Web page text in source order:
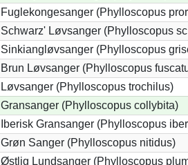
Fuglekongesanger (Phylloscopus
Schwarz' Løvsanger (Phylloscopus
Sinkiangløvsanger (Phylloscopus
Brun Løvsanger (Phylloscopus
Løvsanger (Phylloscopus trochilus)
Gransanger (Phylloscopus collybita)
Iberisk Gransanger (Phylloscopus
Grøn Sanger (Phylloscopus nitidus)
Østlig Lundsanger (Phylloscopus